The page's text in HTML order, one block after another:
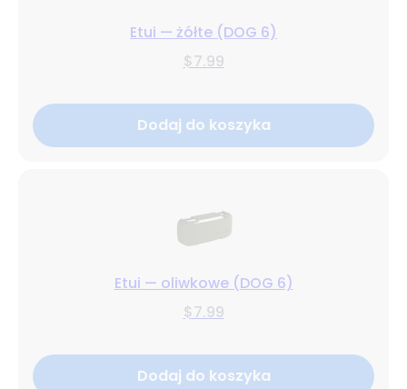
Etui — żółte (DOG 6)
$7.99
Dodaj do koszyka
Etui — oliwkowe (DOG 6)
$7.99
Dodaj do koszyka